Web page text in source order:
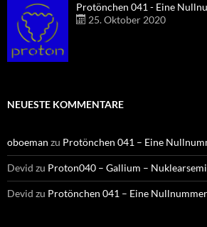
Protönchen 041 - Eine
25. Oktober 2020
NEUESTE KOMMENTARE
oboeman zu Protönchen 041 – Eine
Devid zu Proton040 – Gallium –
Devid zu Protönchen 041 – Eine